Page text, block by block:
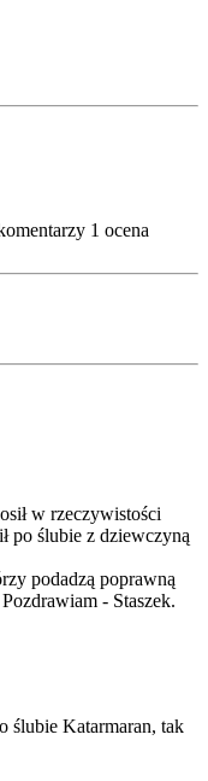
1 ocena
w rzeczywistości
po ślubie z dziewczyną
podadzą poprawną
- Staszek.
ślubie Katarmaran, tak